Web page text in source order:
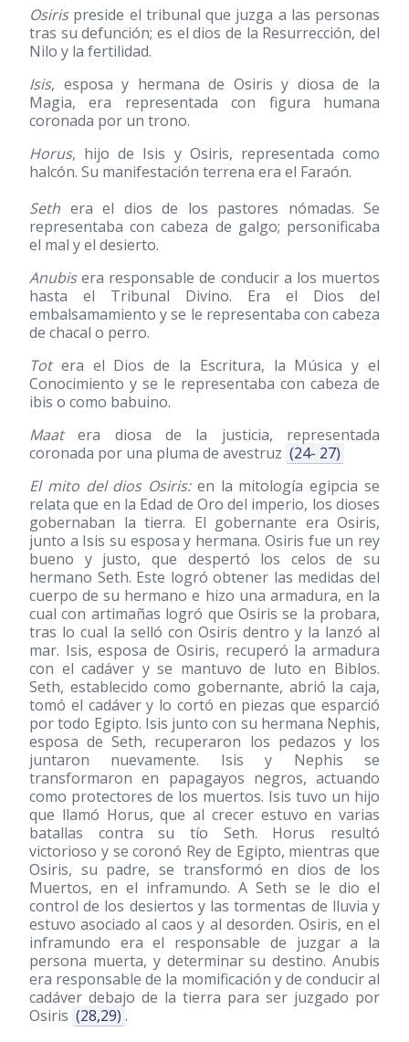
Osirispreside el tribunal que juzga a las personas
tras su defunción; es el dios de la Resurrección, del
Nilo y la fertilidad.
Isis, esposa y hermana de Osiris y diosa de la
Magia, era representada con figura humana
coronada por un trono.
Horus, hijo de Isis y Osiris, representada como
halcón. Su manifestación terrena era el Faraón.
Seth era el dios de los pastores nómadas. Se
representaba con cabeza de galgo; personificaba
el mal y el desierto.
Anubisera responsable de conducir a los muertos
hasta el Tribunal Divino. Era el Dios del
embalsamamiento y se le representaba con cabeza
de chacal o perro.
Totera el Dios de la Escritura, la Música y el
Conocimiento y se le representaba con cabeza de
ibis o como babuino.
Maatera diosa de la justicia, representada
coronada por una pluma de avestruz (24- 27)
El mito del dios Osiris:en la mitología egipcia se
relata que en la Edad de Oro del imperio, los dioses
gobernaban la tierra. El gobernante era Osiris,
junto a Isis su esposa y hermana. Osiris fue un rey
bueno y justo, que despertó los celos de su
hermano Seth. Este logró obtener las medidas del
cuerpo de su hermano e hizo una armadura, en la
cual con artimañas logró que Osiris se la probara,
tras lo cual la selló con Osiris dentro y la lanzó al
mar. Isis, esposa de Osiris, recuperó la armadura
con el cadáver y se mantuvo de luto en Biblos.
Seth, establecido como gobernante, abrió la caja,
tomó el cadáver y lo cortó en piezas que esparció
por todo Egipto. Isis junto con su hermana Nephis,
esposa de Seth, recuperaron los pedazos y los
juntaron nuevamente. Isis y Nephis se
transformaron en papagayos negros, actuando
como protectores de los muertos. Isis tuvo un hijo
que llamó Horus, que al crecer estuvo en varias
batallas contra su tío Seth. Horus resultó
victorioso y se coronó Rey de Egipto, mientras que
Osiris, su padre, se transformó en dios de los
Muertos, en el inframundo. A Seth se le dio el
control de los desiertos y las tormentas de lluvia y
estuvo asociado al caos y al desorden. Osiris, en el
inframundo era el responsable de juzgar a la
persona muerta, y determinar su destino. Anubis
era responsable de la momificación y de conducir al
cadáver debajo de la tierra para ser juzgado por
Osiris (28,29) .